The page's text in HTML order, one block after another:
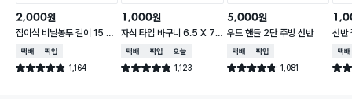
2,000원
접이식 비닐봉투 걸이 15 X
16.5 cm
택배배송매장픽업
별점 4.8점 1,164
건 작성
1,000원
자석 타입 바구니 6.5 X 7.
5 X 10 cm
택배배송매장픽업오늘배송
별점 4.8점 1,123
건 작성
5,000원
우드 핸들 2단 주방 선반
택배배송매장픽업
별점 4.8점 1,081
건 작성
선반
택배
별점